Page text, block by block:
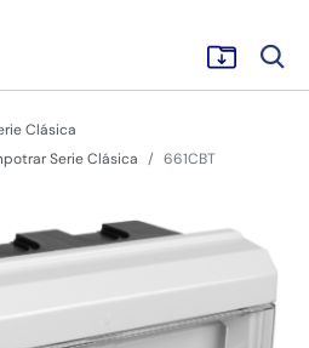
Clásica
Serie Clásica
661CBT